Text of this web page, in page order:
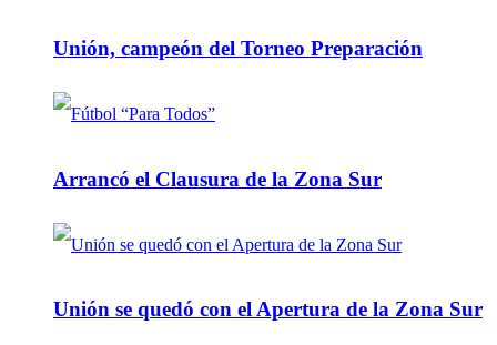
Unión, campeón del Torneo Preparación
Arrancó el Clausura de la Zona Sur
Unión se quedó con el Apertura de la Zona Sur